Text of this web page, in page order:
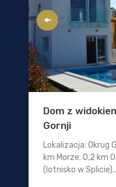
Dom z
Gornji
Lokalizacja: Okrug
km Morze: 0,2 km
(lotnisko w